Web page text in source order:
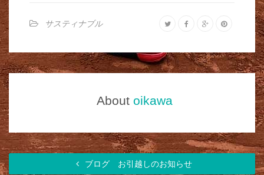
サスティナブル
About oikawa
ブログ お引越しのお知らせ